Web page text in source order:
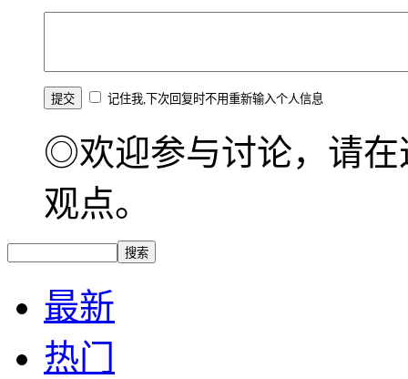
记住我,下次回复时不用重新输入个人信息
◎欢迎参与讨论，请在
观点。
最新
热门